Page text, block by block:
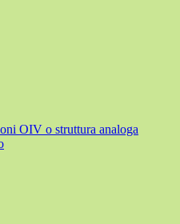
OIV o struttura analoga